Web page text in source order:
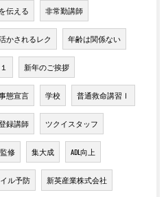
伝える 非常勤講師
かされるレク 年齢は関係ない
新年のご挨拶
態宣言 学校 普通救命講習Ⅰ
録講師 ツクイスタッフ
修 集大成 ADL向上
ル予防 新英産業株式会社